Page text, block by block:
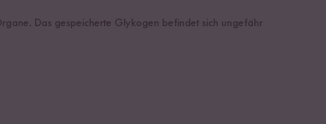
Das gespeicherte Glykogen befindet sich ungefähr